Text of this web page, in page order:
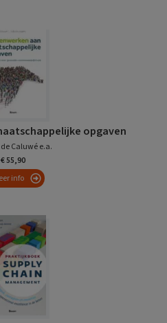
opgaven
Caluwé e.a.
€ 55,90
info